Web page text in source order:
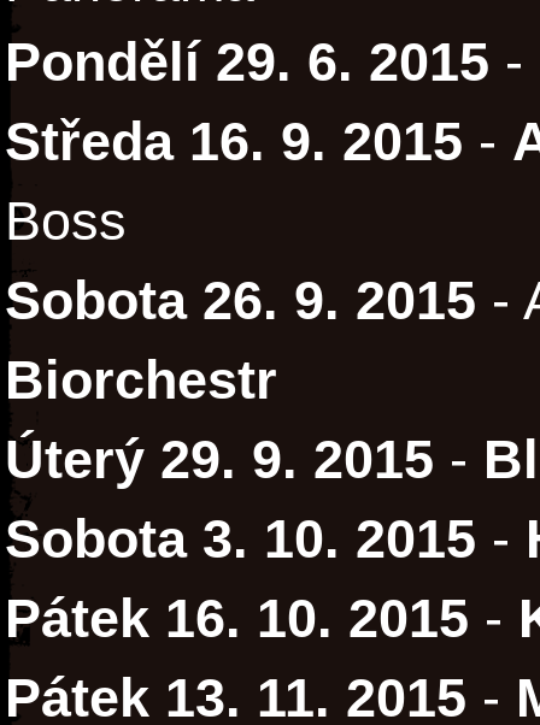
Pondělí 29. 6. 2015 -
Středa 16. 9. 2015 -
Boss
Sobota 26. 9. 2015 -
Biorchestr
Úterý 29. 9. 2015 -
Sobota 3. 10. 2015 -
Pátek 16. 10. 2015 -
Pátek 13. 11. 2015 -